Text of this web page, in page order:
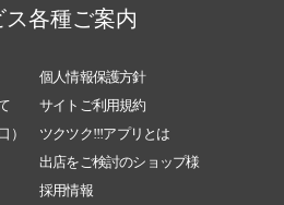
各種ご案内
個人情報保護方針
サイトご利用規約
）
ツクツク!!!アプリとは
出店をご検討のショップ様
採用情報